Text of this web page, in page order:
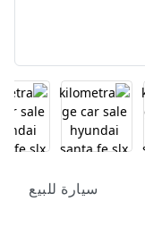
سيارة للبيع